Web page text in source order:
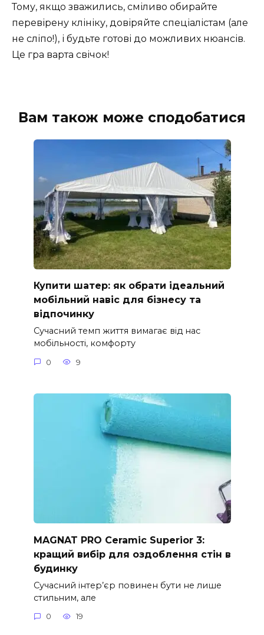
Тому, якщо зважились, сміливо обирайте
перевірену клініку, довіряйте спеціалістам (але
не сліпо!), і будьте готові до можливих нюансів.
Це гра варта свічок!
Вам також може сподобатися
Купити шатер: як обрати ідеальний
мобільний навіс для бізнесу та
відпочинку
Сучасний темп життя вимагає від нас
мобільності, комфорту
0 9
MAGNAT PRO Ceramic Superior 3:
кращий вибір для оздоблення стін в
будинку
Сучасний інтер’єр повинен бути не лише
стильним, але
0 19